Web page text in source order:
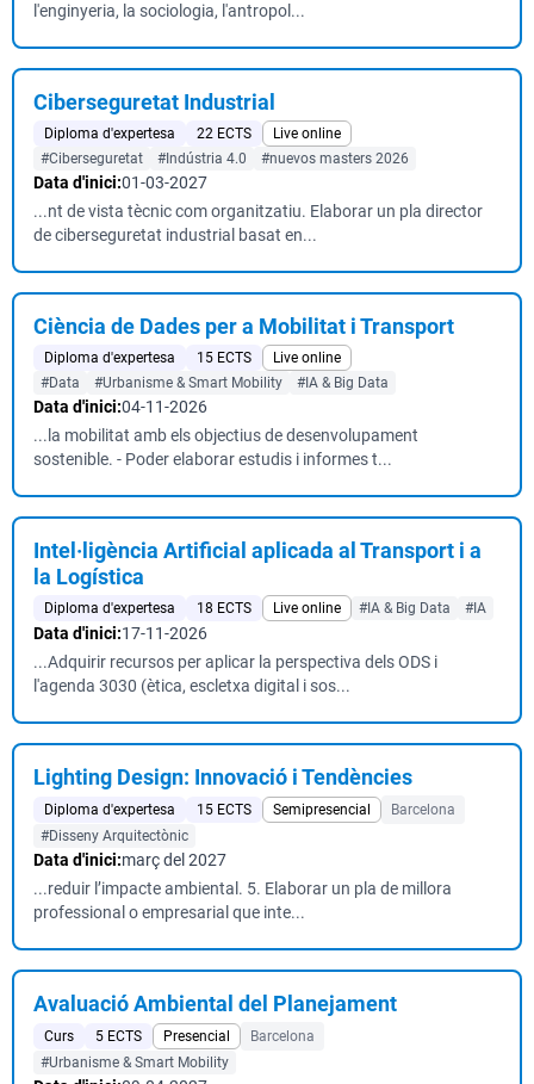
l'enginyeria, la sociologia, l'antropol...
Ciberseguretat Industrial
Diploma d'expertesa 22 ECTS
Live online
#Ciberseguretat
#Indústria 4.0 #nuevos masters 2026
Data d'inici:01-03-2027
...nt de vista tècnic com organitzatiu. Elaborar un pla director
de ciberseguretat industrial basat en...
Ciència de Dades per a Mobilitat i Transport
Diploma d'expertesa 15 ECTS
Live online
#Data
#Urbanisme & Smart Mobility #IA & Big Data
Data d'inici:04-11-2026
...la mobilitat amb els objectius de desenvolupament
sostenible. - Poder elaborar estudis i informes t...
Intel·ligència Artificial aplicada al Transport i a
la Logística
Diploma d'expertesa 18 ECTS Live online #IA & Big Data #IA
Data d'inici:17-11-2026
...Adquirir recursos per aplicar la perspectiva dels ODS i
l'agenda 3030 (ètica, escletxa digital i sos...
Lighting Design: Innovació i Tendències
Diploma d'expertesa 15 ECTS Semipresencial
Barcelona
#Disseny Arquitectònic
Data d'inici:març del 2027
...reduir l’impacte ambiental. 5. Elaborar un pla de millora
professional o empresarial que inte...
Avaluació Ambiental del Planejament
Curs 5 ECTS Presencial
Barcelona
#Urbanisme & Smart Mobility